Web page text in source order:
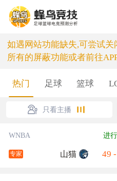
如遇网站功能缺失,可尝试
所有的屏蔽功能或者前往
热门 足球 篮球
只看主播
WNBA 进
专家 山猫 49 -